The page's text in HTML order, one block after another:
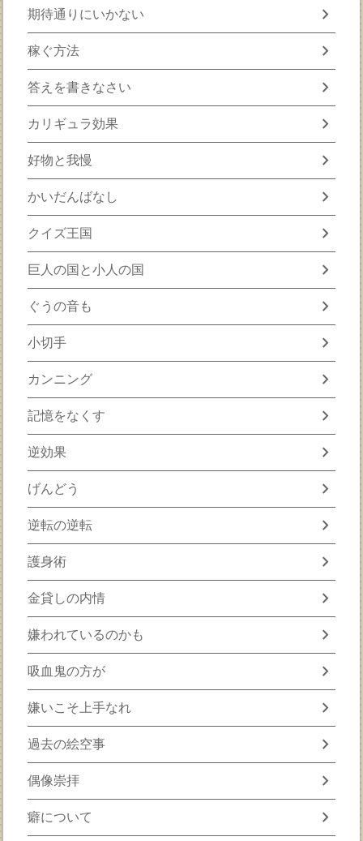
期待通りにいかない chevron_right
稼ぐ方法 chevron_right
答えを書きなさい chevron_right
カリギュラ効果 chevron_right
好物と我慢 chevron_right
かいだんばなし chevron_right
クイズ王国 chevron_right
巨人の国と小人の国 chevron_right
ぐうの音も chevron_right
小切手 chevron_right
カンニング chevron_right
記憶をなくす chevron_right
逆効果 chevron_right
げんどう chevron_right
逆転の逆転 chevron_right
護身術 chevron_right
金貸しの内情 chevron_right
嫌われているのかも chevron_right
吸血鬼の方が chevron_right
嫌いこそ上手なれ chevron_right
過去の絵空事 chevron_right
偶像崇拝 chevron_right
癖について chevron_right